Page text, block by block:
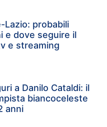
Lazio: probabili
e dove seguire il
e streaming
a Danilo Cataldi: il
biancoceleste
anni